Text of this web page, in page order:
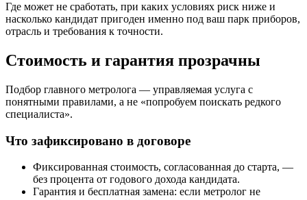
Где может не сработать, при каких условиях риск ниже и
насколько кандидат пригоден именно под ваш парк приборов,
отрасль и требования к точности.
Стоимость и гарантия прозрачны
Подбор главного метролога — управляемая услуга с
понятными правилами, а не «попробуем поискать редкого
специалиста».
Что зафиксировано в договоре
Фиксированная стоимость, согласованная до старта, —
без процента от годового дохода кандидата.
Гарантия и бесплатная замена: если метролог не